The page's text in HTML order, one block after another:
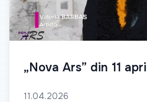
„Nova Ars” din 11
11.04.2026